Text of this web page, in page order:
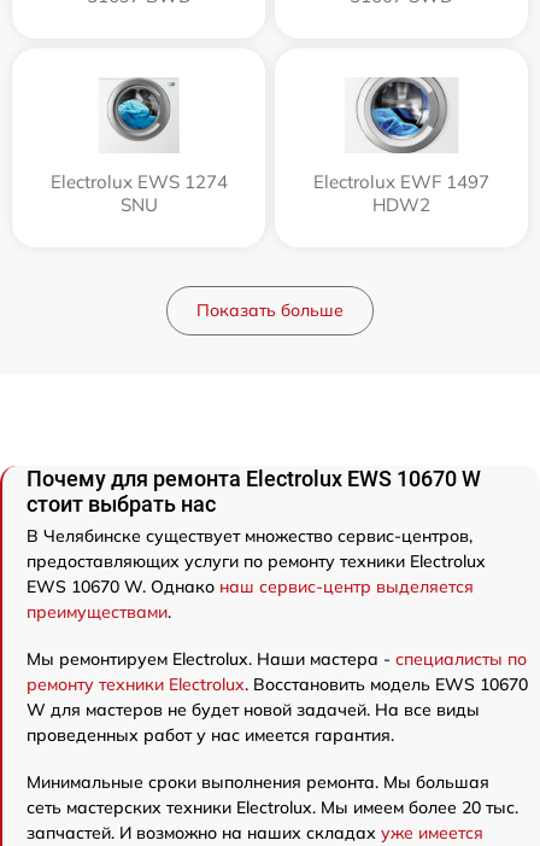
Electrolux EWS 1274
SNU
Electrolux EWF 1497
HDW2
Показать больше
Почему для ремонта Electrolux EWS 10670 W
стоит выбрать нас
В Челябинске существует множество сервис-центров,
предоставляющих услуги по ремонту техники Electrolux
EWS 10670 W. Однако наш сервис-центр выделяется
преимуществами.
Мы ремонтируем Electrolux. Наши мастера - специалисты по
ремонту техники Electrolux. Восстановить модель EWS 10670
W для мастеров не будет новой задачей. На все виды
проведенных работ у нас имеется гарантия.
Минимальные сроки выполнения ремонта. Мы большая
сеть мастерских техники Electrolux. Мы имеем более 20 тыс.
запчастей. И возможно на наших складах уже имеется